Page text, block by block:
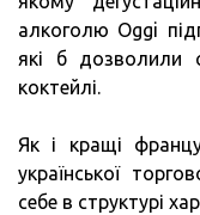
алкоголю Oggi
які б дозволили
коктейлі.
Як і кращі
української
себе в структурі